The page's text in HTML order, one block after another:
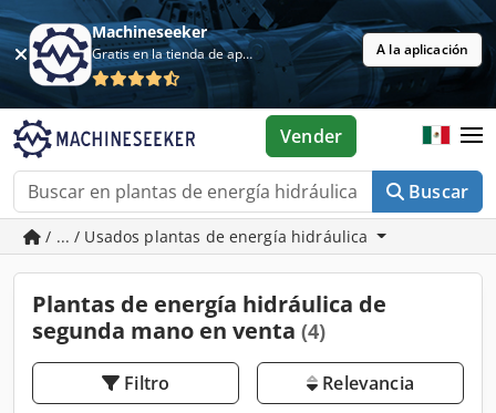
Machineseeker
Gratis en la tienda de aplicaciones A la aplicación
Buscar
Vender
/ ... / Usados plantas de energía hidráulica
Plantas de energía hidráulica de
segunda mano en venta (4)
Filtro Relevancia